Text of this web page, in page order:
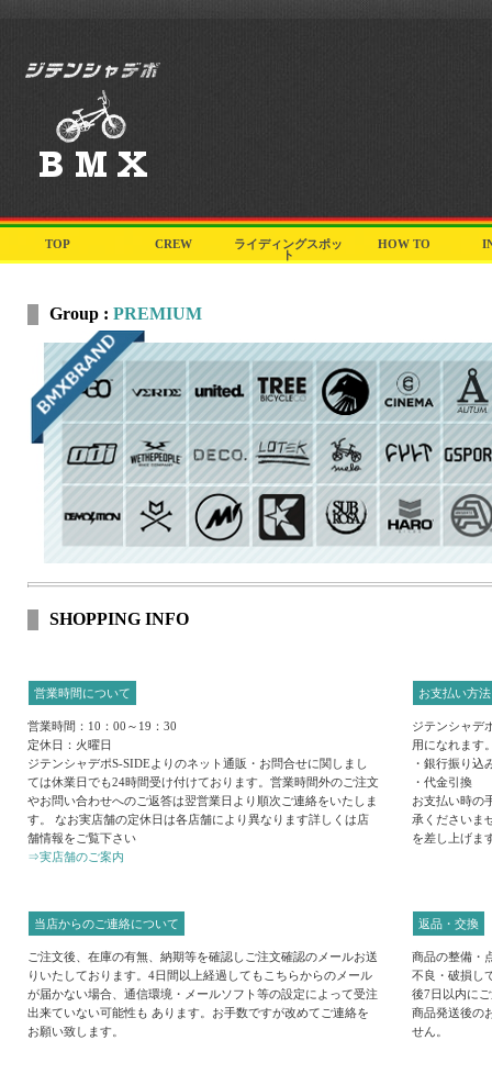
TOP CREW
ライディングスポッ
ト
HOW TO
Group : PREMIUM
SHOPPING INFO
営業時間について
営業時間：10：00～19：30
定休日：火曜日
ジテンシャデポS-SIDEよりのネット通販・お問合せに関しまし
ては休業日でも24時間受け付けております。営業時間外のご注文
やお問い合わせへのご返答は翌営業日より順次ご連絡をいたしま
す。 なお実店舗の定休日は各店舗により異なります詳しくは店
舗情報をご覧下さい
⇒実店舗のご案内
お支払い方法
ジテンシャデ
用になれます
・銀行振り込
・代金引換
お支払い時の
承くださいま
を差し上げま
当店からのご連絡について
ご注文後、在庫の有無、納期等を確認しご注文確認のメールお送
りいたしております。4日間以上経過してもこちらからのメール
が届かない場合、通信環境・メールソフト等の設定によって受注
出来ていない可能性も あります。お手数ですが改めてご連絡を
お願い致します。
返品・交換
商品の整備・
不良・破損し
後7日以内に
商品発送後の
せん。